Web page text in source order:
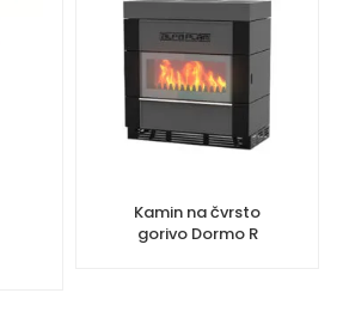
Kamin na čvrsto
gorivo Dormo R